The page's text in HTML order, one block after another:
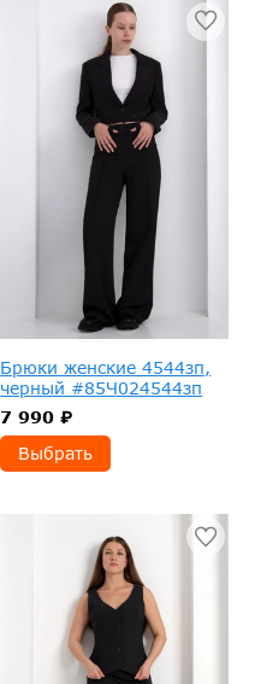
Брюки женские 4544зп,
черный #85Ч024544зп
7 990 ₽
Выбрать